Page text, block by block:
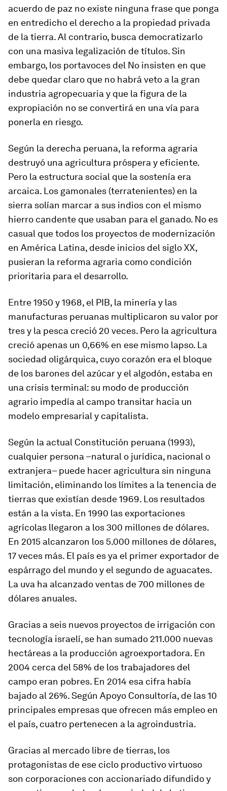
acuerdo de paz no existe ninguna frase que ponga
en entredicho el derecho a la propiedad privada
de la tierra. Al contrario, busca democratizarlo
con una masiva legalización de títulos. Sin
embargo, los portavoces del No insisten en que
debe quedar claro que no habrá veto a la gran
industria agropecuaria y que la figura de la
expropiación no se convertirá en una vía para
ponerla en riesgo.
Según la derecha peruana, la reforma agraria
destruyó una agricultura próspera y eficiente.
Pero la estructura social que la sostenía era
arcaica. Los gamonales (terratenientes) en la
sierra solían marcar a sus indios con el mismo
hierro candente que usaban para el ganado. No es
casual que todos los proyectos de modernización
en América Latina, desde inicios del siglo XX,
pusieran la reforma agraria como condición
prioritaria para el desarrollo.
Entre 1950 y 1968, el PIB, la minería y las
manufacturas peruanas multiplicaron su valor por
tres y la pesca creció 20 veces. Pero la agricultura
creció apenas un 0,66% en ese mismo lapso. La
sociedad oligárquica, cuyo corazón era el bloque
de los barones del azúcar y el algodón, estaba en
una crisis terminal: su modo de producción
agrario impedía al campo transitar hacia un
modelo empresarial y capitalista.
Según la actual Constitución peruana (1993),
cualquier persona –natural o jurídica, nacional o
extranjera– puede hacer agricultura sin ninguna
limitación, eliminando los límites a la tenencia de
tierras que existían desde 1969. Los resultados
están a la vista. En 1990 las exportaciones
agrícolas llegaron a los 300 millones de dólares.
En 2015 alcanzaron los 5.000 millones de dólares,
17 veces más. El país es ya el primer exportador de
espárrago del mundo y el segundo de aguacates.
La uva ha alcanzado ventas de 700 millones de
dólares anuales.
Gracias a seis nuevos proyectos de irrigación con
tecnología israelí, se han sumado 211.000 nuevas
hectáreas a la producción agroexportadora. En
2004 cerca del 58% de los trabajadores del
campo eran pobres. En 2014 esa cifra había
bajado al 26%. Según Apoyo Consultoría, de las 10
principales empresas que ofrecen más empleo en
el país, cuatro pertenecen a la agroindustria.
Gracias al mercado libre de tierras, los
protagonistas de ese ciclo productivo virtuoso
son corporaciones con accionariado difundido y